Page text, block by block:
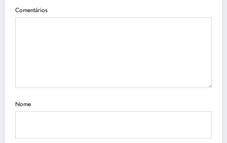
Comentários
Nome